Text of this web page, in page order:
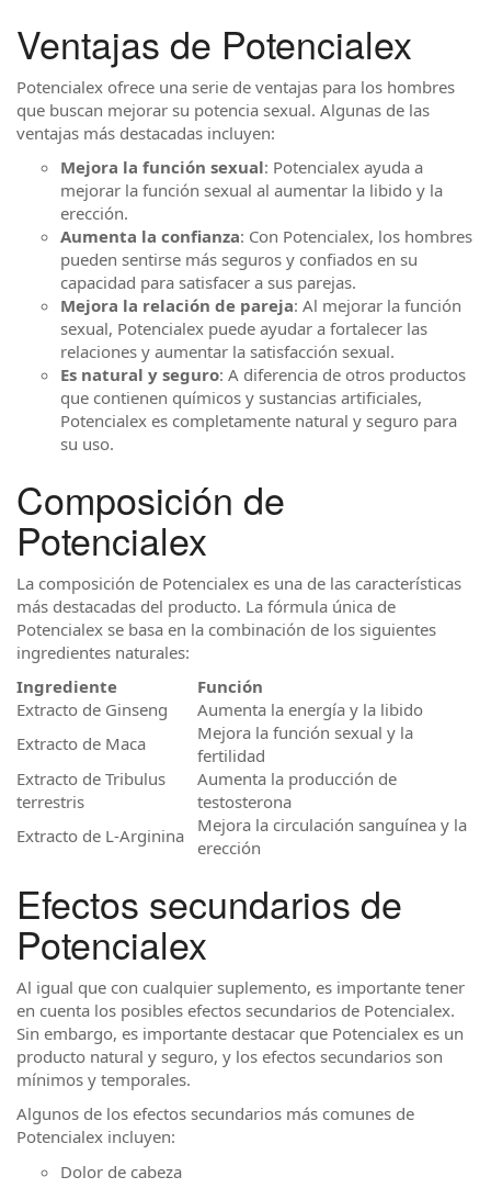
Ventajas de Potencialex
Potencialex ofrece una serie de ventajas para los hombres
que buscan mejorar su potencia sexual. Algunas de las
ventajas más destacadas incluyen:
Mejora la función sexual: Potencialex ayuda a
mejorar la función sexual al aumentar la libido y la
erección.
Aumenta la confianza: Con Potencialex, los hombres
pueden sentirse más seguros y confiados en su
capacidad para satisfacer a sus parejas.
Mejora la relación de pareja: Al mejorar la función
sexual, Potencialex puede ayudar a fortalecer las
relaciones y aumentar la satisfacción sexual.
Es natural y seguro: A diferencia de otros productos
que contienen químicos y sustancias artificiales,
Potencialex es completamente natural y seguro para
su uso.
Composición de
Potencialex
La composición de Potencialex es una de las características
más destacadas del producto. La fórmula única de
Potencialex se basa en la combinación de los siguientes
ingredientes naturales:
Ingrediente
Función
Extracto de Ginseng
Aumenta la energía y la libido
Extracto de Maca
Mejora la función sexual y la
fertilidad
Extracto de Tribulus
terrestris
Aumenta la producción de
testosterona
Extracto de L-Arginina
Mejora la circulación sanguínea y la
erección
Efectos secundarios de
Potencialex
Al igual que con cualquier suplemento, es importante tener
en cuenta los posibles efectos secundarios de Potencialex.
Sin embargo, es importante destacar que Potencialex es un
producto natural y seguro, y los efectos secundarios son
mínimos y temporales.
Algunos de los efectos secundarios más comunes de
Potencialex incluyen:
Dolor de cabeza